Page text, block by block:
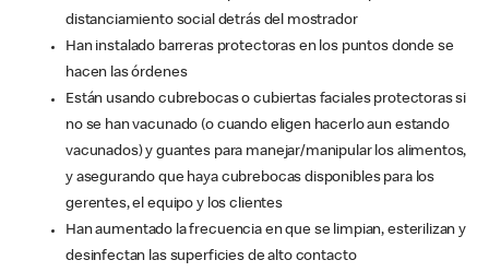
distanciamiento social detrás del mostrador
Han instalado barreras protectoras en los puntos donde se
hacen las órdenes
Están usando cubrebocas o cubiertas faciales protectoras si
no se han vacunado (o cuando eligen hacerlo aun estando
vacunados) y guantes para manejar/manipular los alimentos,
y asegurando que haya cubrebocas disponibles para los
gerentes, el equipo y los clientes
Han aumentado la frecuencia en que se limpian, esterilizan y
desinfectan las superficies de alto contacto